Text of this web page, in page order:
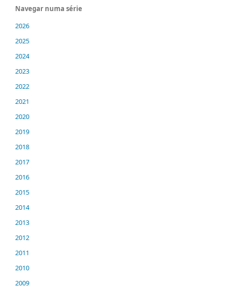
Navegar numa série
2026
2025
2024
2023
2022
2021
2020
2019
2018
2017
2016
2015
2014
2013
2012
2011
2010
2009